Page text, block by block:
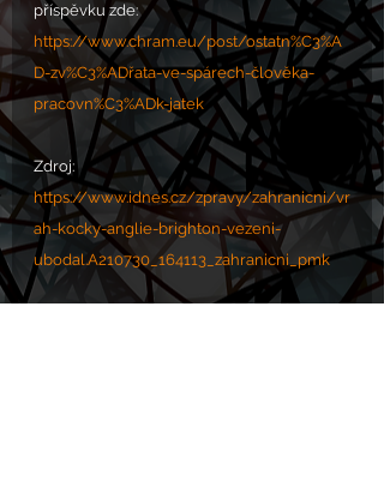
příspěvku zde:
https://www.chram.eu/post/ostatn%C3%A
D-zv%C3%ADřata-ve-spárech-člověka-
pracovn%C3%ADk-jatek
Zdroj:
https://www.idnes.cz/zpravy/zahranicni/vr
ah-kocky-anglie-brighton-vezeni-
ubodal.A210730_164113_zahranicni_pmk